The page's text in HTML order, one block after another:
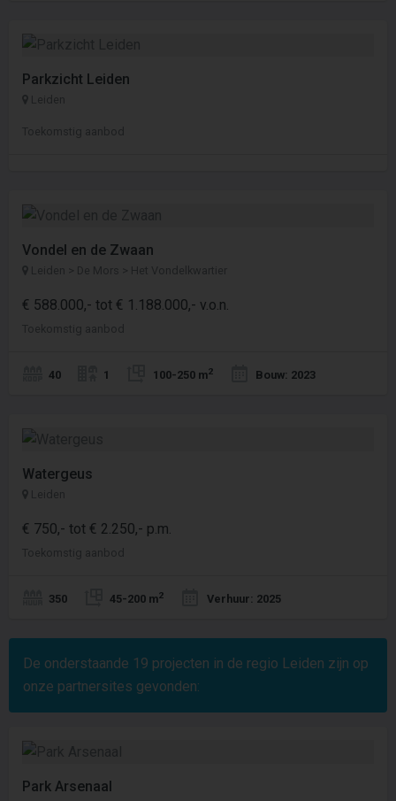
Parkzicht Leiden
Leiden
Toekomstig aanbod
Vondel en de Zwaan
Leiden > De Mors > Het Vondelkwartier
€ 588.000,- tot € 1.188.000,- v.o.n.
Toekomstig aanbod
40 1 100-250 m2 Bouw: 2023
Watergeus
Leiden
€ 750,- tot € 2.250,- p.m.
Toekomstig aanbod
350 45-200 m2 Verhuur: 2025
De onderstaande 19 projecten in de regio Leiden zijn op
onze partnersites gevonden:
Park Arsenaal